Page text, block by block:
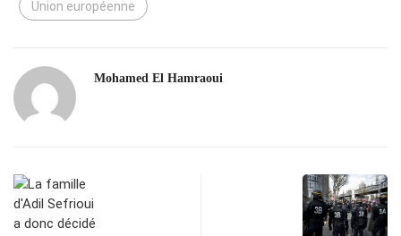
Union européenne
Mohamed El Hamraoui